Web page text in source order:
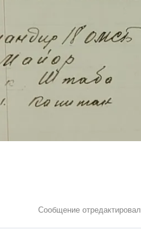
Сообщение отредактировал